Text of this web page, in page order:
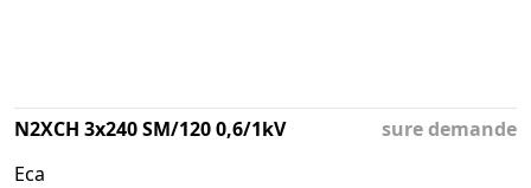
N2XCH 3x240 SM/120 0,6/1kV
Eca
sure demande